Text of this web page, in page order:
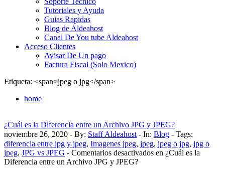
Tutoriales y Ayuda
Guias Rapidas
Blog de Aldeahost
Canal De You tube Aldeahost
Acceso Clientes
Avisar De Un pago
Factura Fiscal (Solo Mexico)
Etiqueta: <span>jpeg o jpg</span>
home
¿Cuál es la Diferencia entre un Archivo JPG y JPEG?
noviembre 26, 2020 - By: Staff Aldeahost - In: Blog - Tags:
diferencia entre jpg y jpeg, Imagenes jpeg, jpeg, jpeg o jpg, jpg o
jpeg, JPG vs JPEG - Comentarios desactivados en ¿Cuál es la
Diferencia entre un Archivo JPG y JPEG?